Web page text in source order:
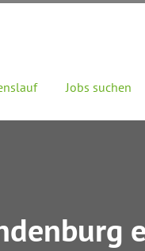
Jobs suchen